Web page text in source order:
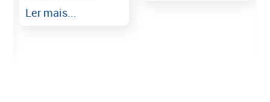
Ler mais...